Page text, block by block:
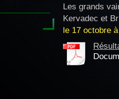
Les grands
Kervadec et
le 17 octobre